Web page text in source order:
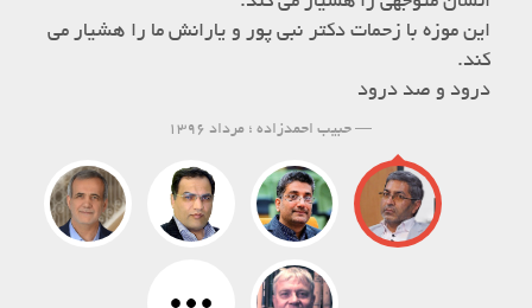
این موزه با زحمات دکتر نبی پور و یارانش ما
حبیب احمدزاده ؛ مرداد 1396